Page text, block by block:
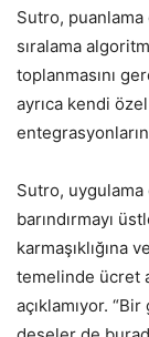
Sutro,
sıralama
toplanmasını
ayrıca kendi
Sutro, uygulama
barındırmayı
karmaşıklığına
temelinde ücret
açıklamıyor.